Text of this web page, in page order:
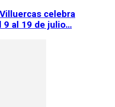
celebra
9 al 19 de julio…